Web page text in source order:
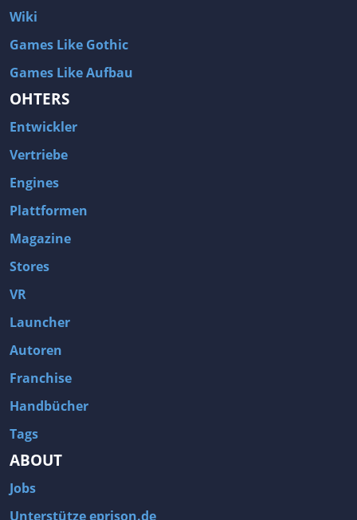
Wiki
Games Like Gothic
Games Like Aufbau
OHTERS
Entwickler
Vertriebe
Engines
Plattformen
Magazine
Stores
VR
Launcher
Autoren
Franchise
Handbücher
Tags
ABOUT
Jobs
Unterstütze eprison.de